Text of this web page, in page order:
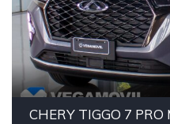
CHERY TIGGO 7 PRO